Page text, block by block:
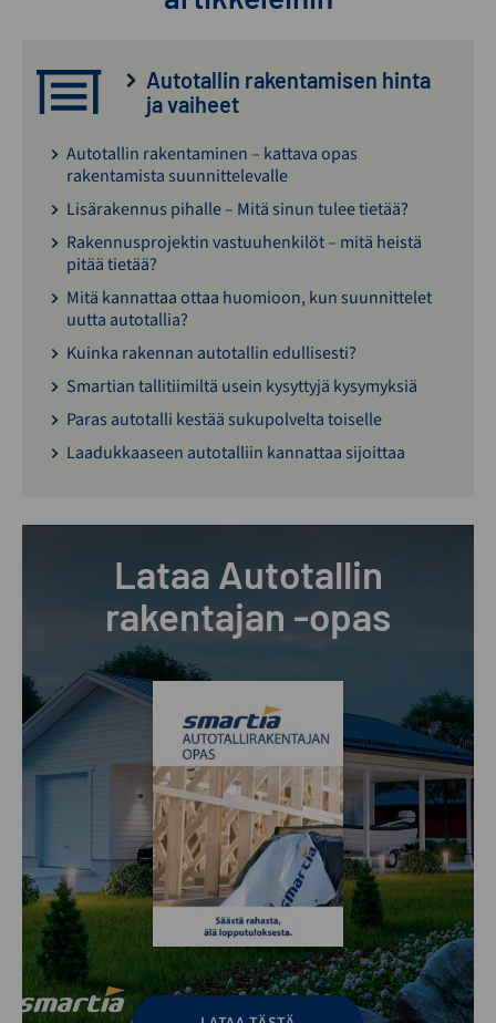
Autotallin rakentamisen hinta
ja vaiheet
Autotallin rakentaminen – kattava opas
rakentamista suunnittelevalle
Lisärakennus pihalle – Mitä sinun tulee tietää?
Rakennusprojektin vastuuhenkilöt – mitä heistä
pitää tietää?
Mitä kannattaa ottaa huomioon, kun suunnittelet
uutta autotallia?
Kuinka rakennan autotallin edullisesti?
Smartian tallitiimiltä usein kysyttyjä kysymyksiä
Paras autotalli kestää sukupolvelta toiselle
Laadukkaaseen autotalliin kannattaa sijoittaa
Lataa Autotallin
rakentajan -opas